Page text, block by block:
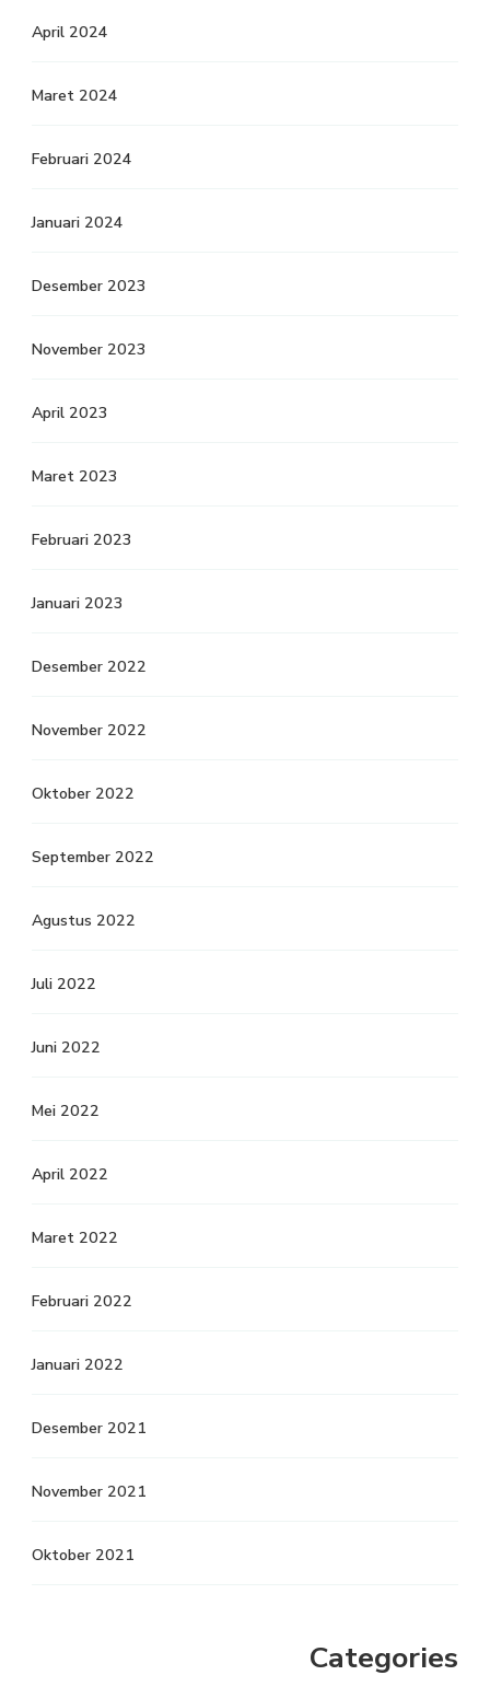
April 2024
Maret 2024
Februari 2024
Januari 2024
Desember 2023
November 2023
April 2023
Maret 2023
Februari 2023
Januari 2023
Desember 2022
November 2022
Oktober 2022
September 2022
Agustus 2022
Juli 2022
Juni 2022
Mei 2022
April 2022
Maret 2022
Februari 2022
Januari 2022
Desember 2021
November 2021
Oktober 2021
Categories